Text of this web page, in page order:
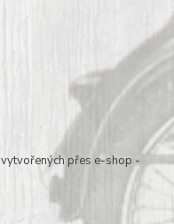
přes e-shop -